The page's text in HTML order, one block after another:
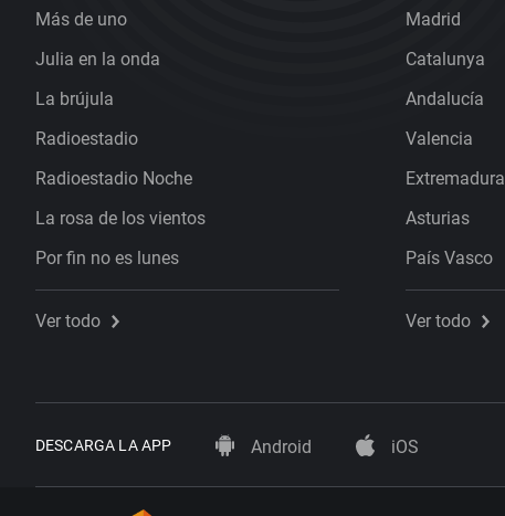
Más de uno
Julia en la onda
La brújula
Radioestadio
Radioestadio Noche
La rosa de los vientos
Por fin no es lunes
Ver todo
Madrid
Catalunya
Andalucía
Valencia
Extremadura
Asturias
País Vasco
Ver todo
DESCARGA LA APP Android iOS